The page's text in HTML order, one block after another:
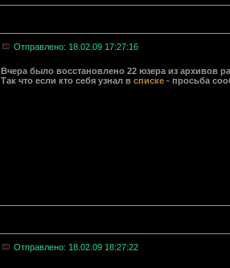
Отправлено: 18.02.09 17:27:16
Вчера было восстановлено 22 юзера из архивов
Так что если кто себя узнал в списке - просьба
Отправлено: 18.02.09 18:27:22